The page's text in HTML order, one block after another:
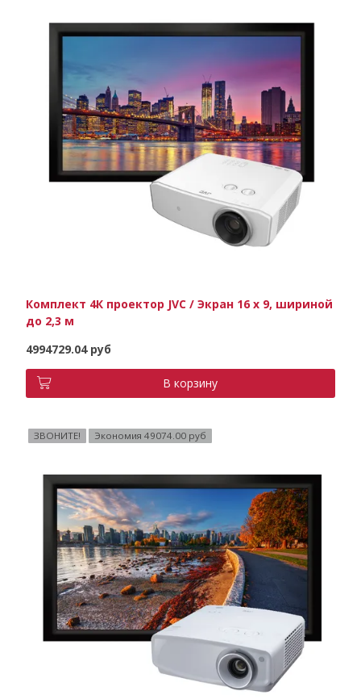
Комплект 4К проектор JVC / Экран 16 х 9, шириной
до 2,3 м
4994729.04 руб
В корзину
ЗВОНИТЕ! Экономия 49074.00 руб